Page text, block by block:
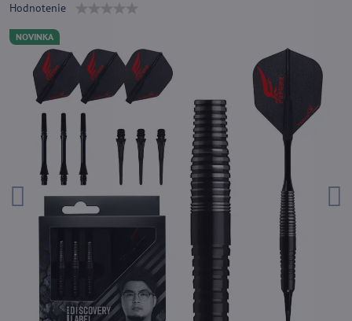
NOVINKA
Hodnotenie